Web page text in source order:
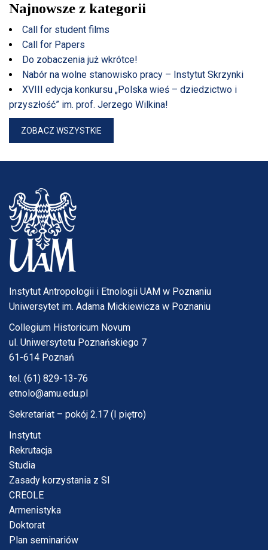
Najnowsze z kategorii
Call for student films
Call for Papers
Do zobaczenia już wkrótce!
Nabór na wolne stanowisko pracy – Instytut Skrzynki
XVIII edycja konkursu „Polska wieś – dziedzictwo i
przyszłość” im. prof. Jerzego Wilkina!
ZOBACZ WSZYSTKIE
Instytut Antropologii i Etnologii UAM w Poznaniu
Uniwersytet im. Adama Mickiewicza w Poznaniu
Collegium Historicum Novum
ul. Uniwersytetu Poznańskiego 7
61-614 Poznań
tel. (61) 829-13-76
etnolo@amu.edu.pl
Sekretariat – pokój 2.17 (I piętro)
Instytut
Rekrutacja
Studia
Zasady korzystania z SI
CREOLE
Armenistyka
Doktorat
Plan seminariów